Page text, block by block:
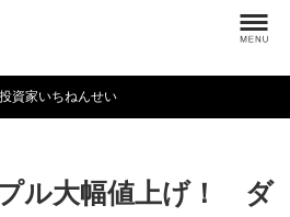
資家いちねんせい
ル大幅値上げ！ ダ